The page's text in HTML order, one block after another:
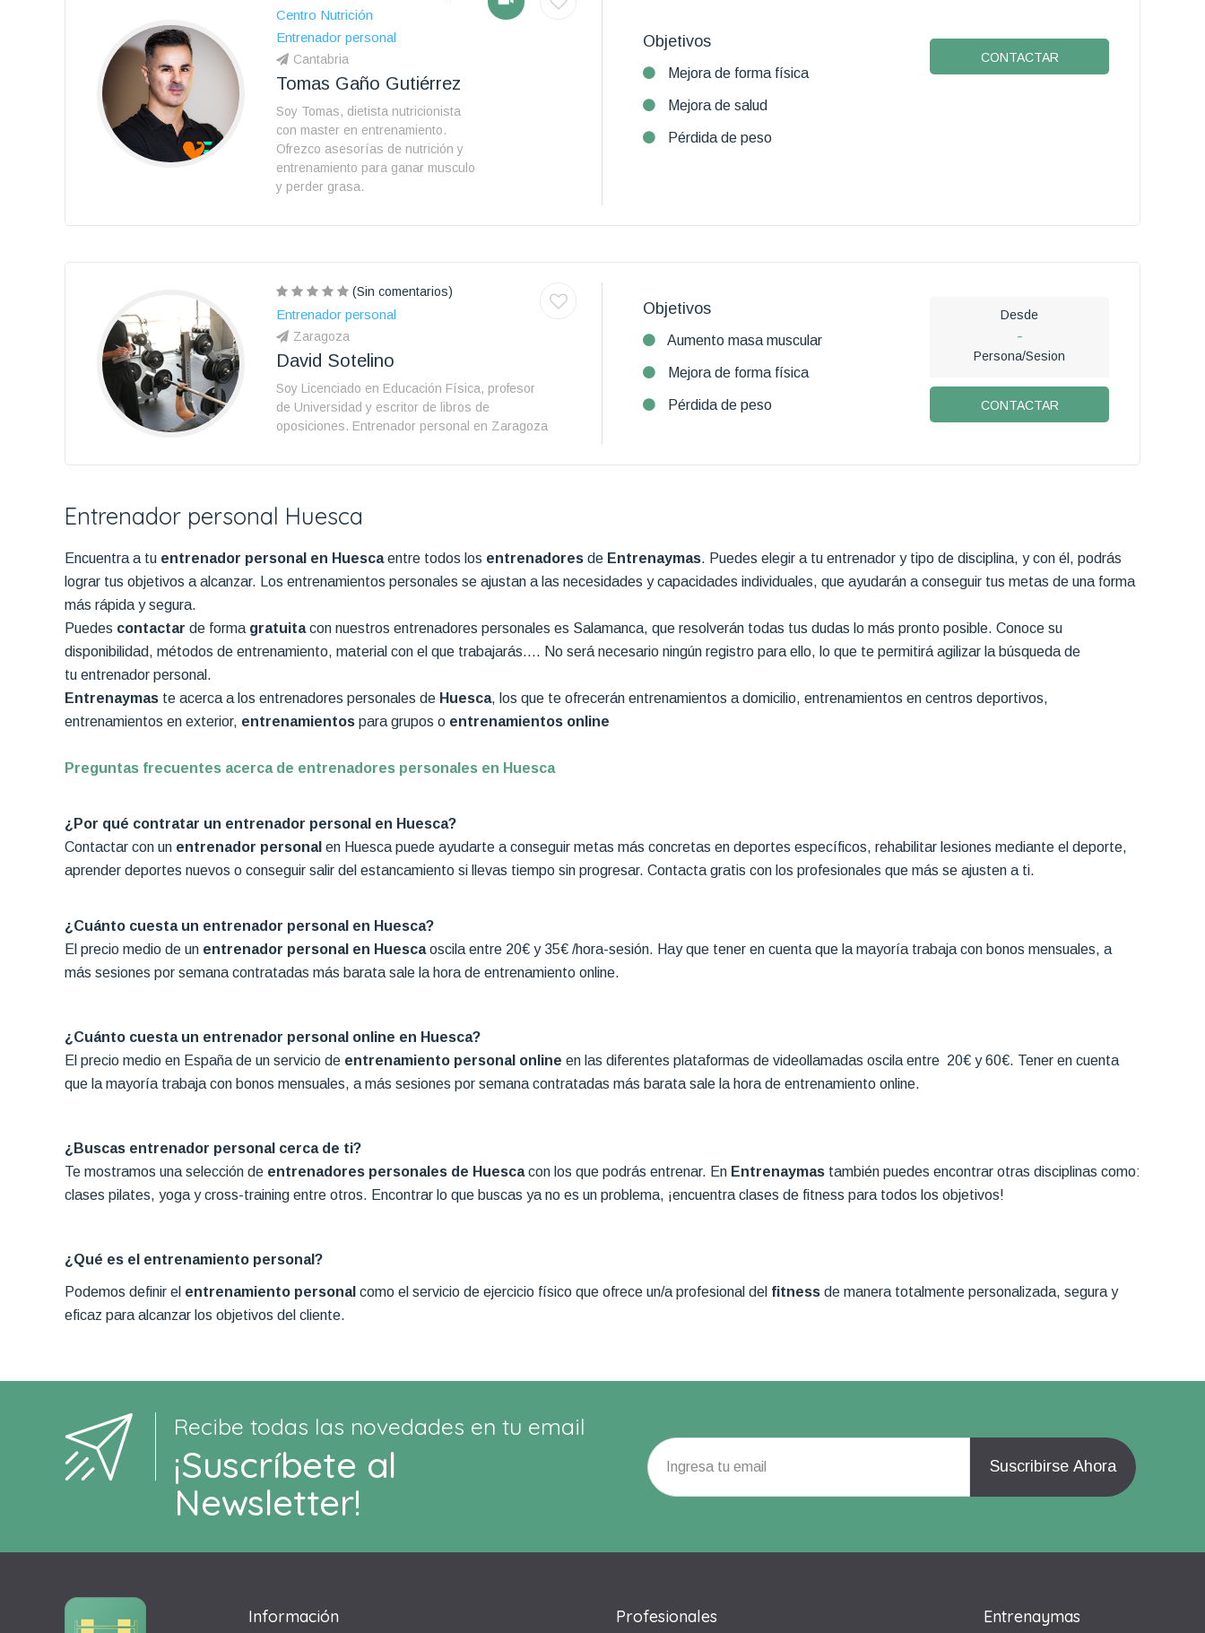
Centro Nutrición
Entrenador personal
Cantabria
Tomas Gaño Gutiérrez
Soy Tomas, dietista nutricionista
con master en entrenamiento.
Ofrezco asesorías de nutrición y
entrenamiento para ganar musculo
y perder grasa.
Objetivos
Mejora de forma física
Mejora de salud
Pérdida de peso
CONTACTAR
(Sin comentarios)
Entrenador personal
Zaragoza
David Sotelino
Soy Licenciado en Educación Física, profesor
de Universidad y escritor de libros de
oposiciones. Entrenador personal en Zaragoza
Objetivos
Aumento masa muscular
Mejora de forma física
Pérdida de peso
Desde
-
Persona/Sesion
CONTACTAR
Entrenador personal Huesca
Encuentra a tu entrenador personal en Huescaentre todos los entrenadores de Entrenaymas. Puedes elegir a tu entrenador y tipo de disciplina, y con él, podrás
lograr tus objetivos a alcanzar. Los entrenamientos personales se ajustan a las necesidades y capacidades individuales, que ayudarán a conseguir tus metas de una forma
más rápida y segura.
Puedes contactar de forma gratuitacon nuestros entrenadores personales es Salamanca, que resolverán todas tus dudas lo más pronto posible. Conoce su
disponibilidad, métodos de entrenamiento, material con el que trabajarás…. No será necesario ningún registro para ello, lo que te permitirá agilizar la búsqueda de
tu entrenador personal.
Entrenaymas te acerca a los entrenadores personales de Huesca, los que te ofrecerán entrenamientos a domicilio, entrenamientos en centros deportivos,
entrenamientos en exterior, entrenamientos para grupos o entrenamientos online
Preguntas frecuentes acerca de entrenadores personales en Huesca
¿Por qué contratar un entrenador personal en Huesca?
Contactar con un entrenador personal en Huesca puede ayudarte a conseguir metas más concretas en deportes específicos, rehabilitar lesiones mediante el deporte,
aprender deportes nuevos o conseguir salir del estancamiento si llevas tiempo sin progresar. Contacta gratis con los profesionales que más se ajusten a ti.
¿Cuánto cuesta un entrenador personal en Huesca?
El precio medio de un entrenador personal en Huescaoscila entre 20€ y 35€ /hora-sesión. Hay que tener en cuenta que la mayoría trabaja con bonos mensuales, a
más sesiones por semana contratadas más barata sale la hora de entrenamiento online.
¿Cuánto cuesta un entrenador personal online en Huesca?
El precio medio en España de un servicio de entrenamiento personal online en las diferentes plataformas de videollamadas oscila entre 20€ y 60€. Tener en cuenta
que la mayoría trabaja con bonos mensuales, a más sesiones por semana contratadas más barata sale la hora de entrenamiento online.
¿Buscas entrenador personal cerca de ti?
Te mostramos una selección de entrenadores personales de Huescacon los que podrás entrenar. En Entrenaymas también puedes encontrar otras disciplinas como:
clases pilates, yoga y cross-training entre otros. Encontrar lo que buscas ya no es un problema, ¡encuentra clases de fitness para todos los objetivos!
¿Qué es el entrenamiento personal?
Podemos definir el entrenamiento personal como el servicio de ejercicio físico que ofrece un/a profesional del fitness de manera totalmente personalizada, segura y
eficaz para alcanzar los objetivos del cliente.
Recibe todas las novedades en tu email
¡Suscríbete al
Newsletter!
Información Profesionales Entrenaymas